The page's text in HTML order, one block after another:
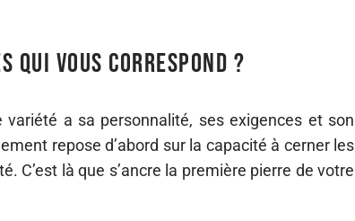
qui vous correspond ?
variété a sa personnalité, ses exigences et son
repose d’abord sur la capacité à cerner les
C’est là que s’ancre la première pierre de votre